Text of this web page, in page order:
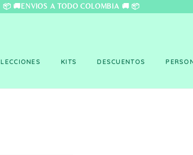
A
KITS DESCUENTOS